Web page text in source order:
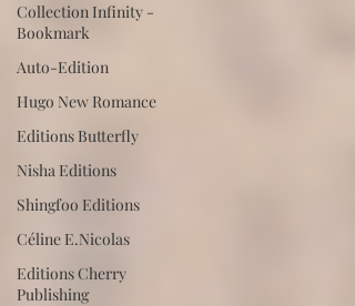
Collection Infinity -
Bookmark
Auto-Edition
Hugo New Romance
Editions Butterfly
Nisha Editions
Shingfoo Editions
Céline E.Nicolas
Editions Cherry
Publishing